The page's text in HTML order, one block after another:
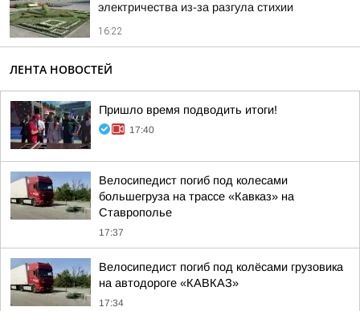
электричества из-за разгула стихии
16:22
ЛЕНТА НОВОСТЕЙ
Пришло время подводить итоги!
17:40
Велосипедист погиб под колесами
большегруза на трассе «Кавказ» на
Ставрополье
17:37
Велосипедист погиб под колёсами грузовика
на автодороге «КАВКАЗ»
17:34